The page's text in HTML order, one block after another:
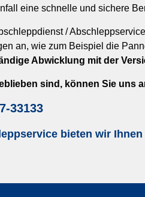
eine schnelle und sichere
/
an, wie zum Beispiel die
Abwicklung mit der
sind, können Sie uns
33133
bieten wir